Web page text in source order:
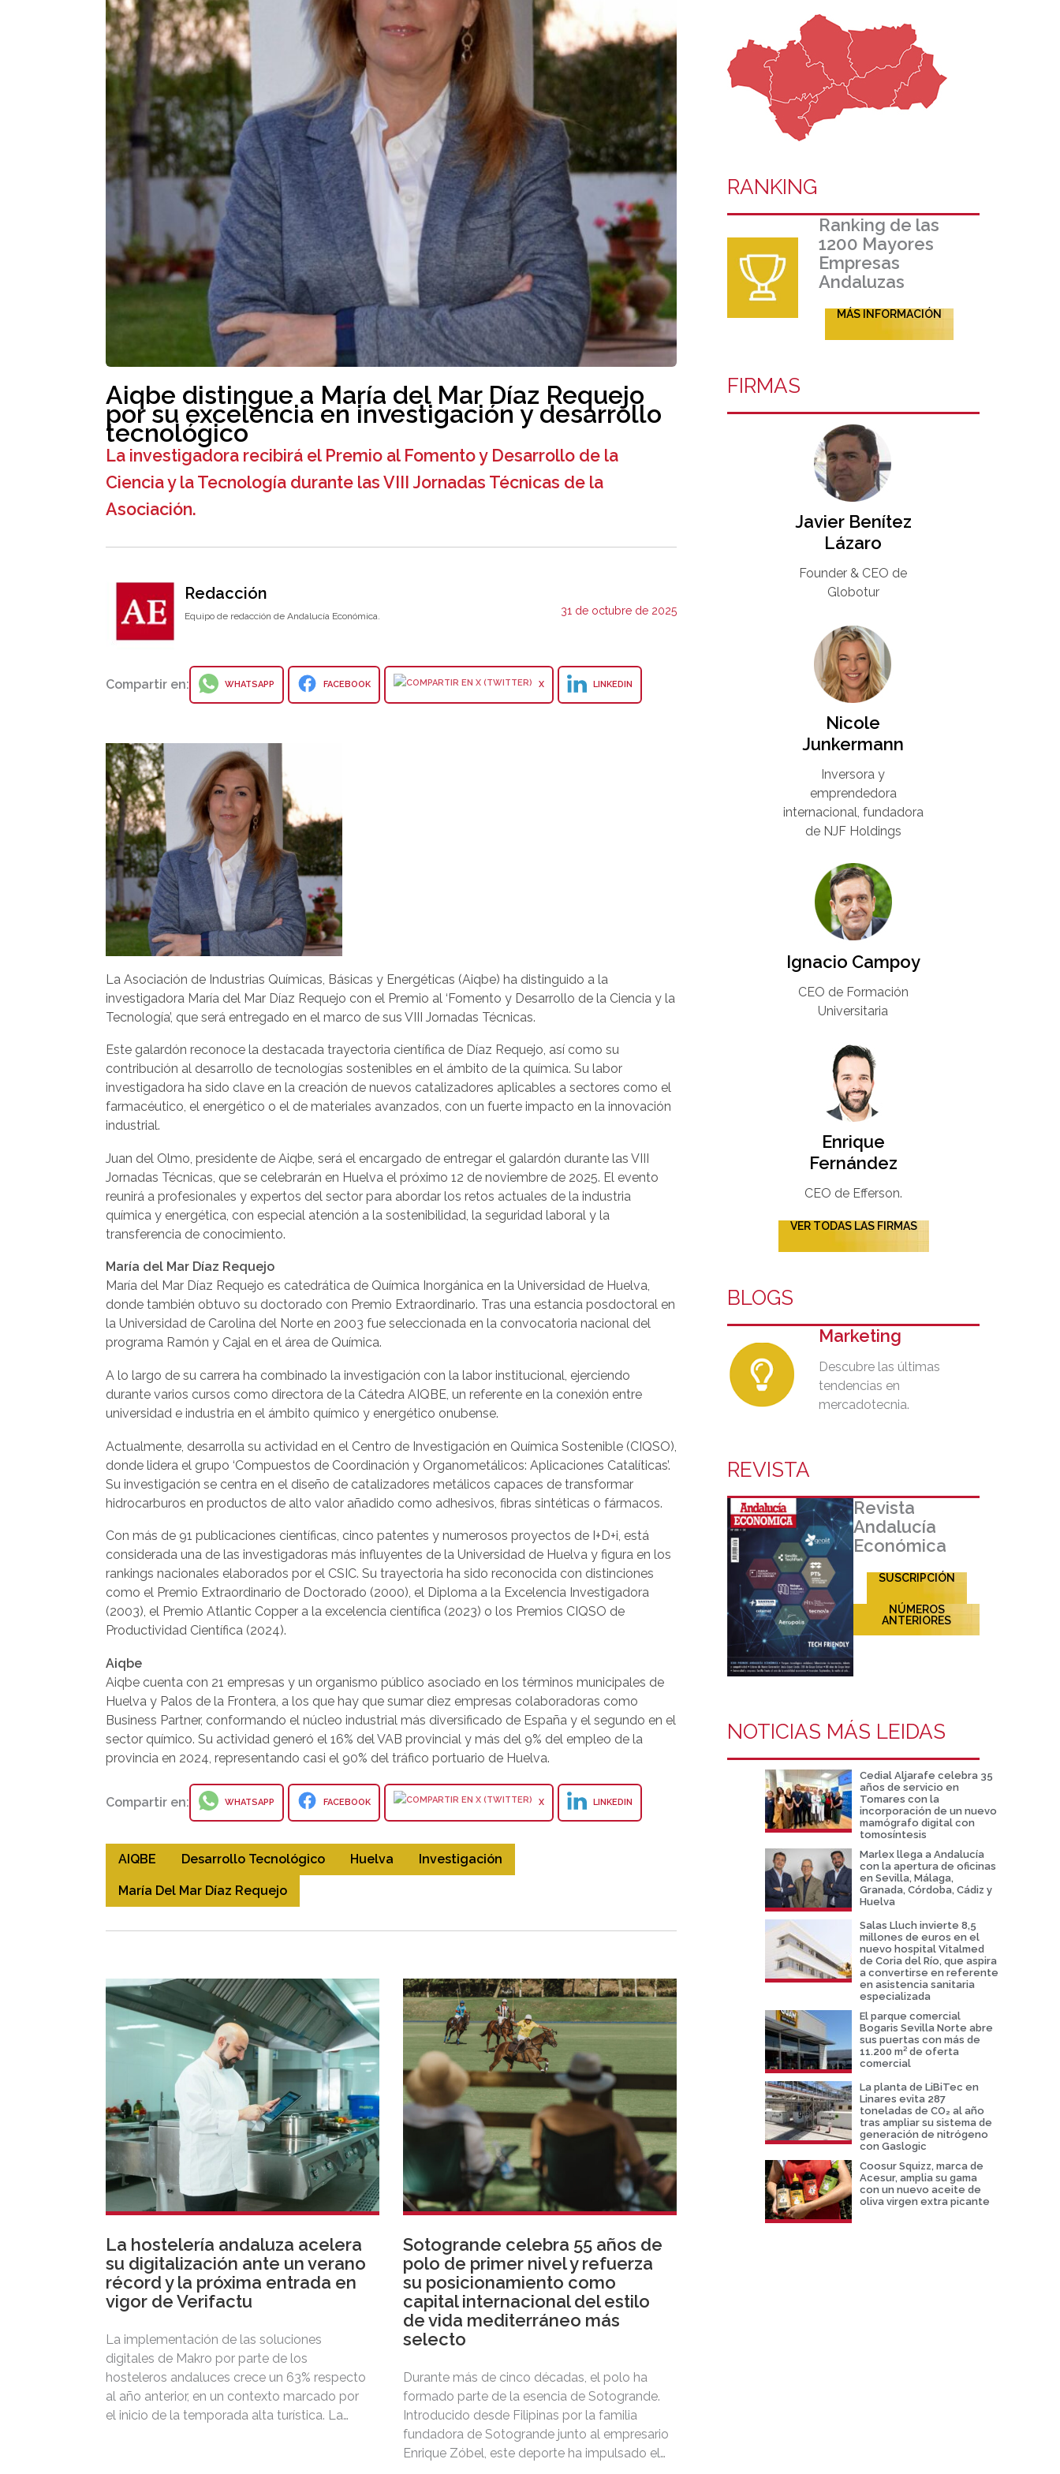
Aiqbe distingue a María del Mar Díaz Requejo
por su excelencia en investigación y desarrollo
tecnológico
La investigadora recibirá el Premio al Fomento y Desarrollo de la
Ciencia y la Tecnología durante las VIII Jornadas Técnicas de la
Asociación.
Redacción
Equipo de redacción de Andalucía Económica. 31 de octubre de 2025
Compartir en: WHATSAPP FACEBOOK X LINKEDIN
La Asociación de Industrias Químicas, Básicas y Energéticas (Aiqbe) ha distinguido a la
investigadora María del Mar Díaz Requejo con el Premio al ‘Fomento y Desarrollo de la Ciencia y la
Tecnología’, que será entregado en el marco de sus VIII Jornadas Técnicas.
Este galardón reconoce la destacada trayectoria científica de Díaz Requejo, así como su
contribución al desarrollo de tecnologías sostenibles en el ámbito de la química. Su labor
investigadora ha sido clave en la creación de nuevos catalizadores aplicables a sectores como el
farmacéutico, el energético o el de materiales avanzados, con un fuerte impacto en la innovación
industrial.
Juan del Olmo, presidente de Aiqbe, será el encargado de entregar el galardón durante las VIII
Jornadas Técnicas, que se celebrarán en Huelva el próximo 12 de noviembre de 2025. El evento
reunirá a profesionales y expertos del sector para abordar los retos actuales de la industria
química y energética, con especial atención a la sostenibilidad, la seguridad laboral y la
transferencia de conocimiento.
María del Mar Díaz Requejo
María del Mar Díaz Requejo es catedrática de Química Inorgánica en la Universidad de Huelva,
donde también obtuvo su doctorado con Premio Extraordinario. Tras una estancia posdoctoral en
la Universidad de Carolina del Norte en 2003 fue seleccionada en la convocatoria nacional del
programa Ramón y Cajal en el área de Química.
A lo largo de su carrera ha combinado la investigación con la labor institucional, ejerciendo
durante varios cursos como directora de la Cátedra AIQBE, un referente en la conexión entre
universidad e industria en el ámbito químico y energético onubense.
Actualmente, desarrolla su actividad en el Centro de Investigación en Química Sostenible (CIQSO),
donde lidera el grupo ‘Compuestos de Coordinación y Organometálicos: Aplicaciones Catalíticas’.
Su investigación se centra en el diseño de catalizadores metálicos capaces de transformar
hidrocarburos en productos de alto valor añadido como adhesivos, fibras sintéticas o fármacos.
Con más de 91 publicaciones científicas, cinco patentes y numerosos proyectos de I+D+i, está
considerada una de las investigadoras más influyentes de la Universidad de Huelva y figura en los
rankings nacionales elaborados por el CSIC. Su trayectoria ha sido reconocida con distinciones
como el Premio Extraordinario de Doctorado (2000), el Diploma a la Excelencia Investigadora
(2003), el Premio Atlantic Copper a la excelencia científica (2023) o los Premios CIQSO de
Productividad Científica (2024).
Aiqbe
Aiqbe cuenta con 21 empresas y un organismo público asociado en los términos municipales de
Huelva y Palos de la Frontera, a los que hay que sumar diez empresas colaboradoras como
Business Partner, conformando el núcleo industrial más diversificado de España y el segundo en el
sector químico. Su actividad generó el 16% del VAB provincial y más del 9% del empleo de la
provincia en 2024, representando casi el 90% del tráfico portuario de Huelva.
Compartir en: WHATSAPP FACEBOOK X LINKEDIN
AIQBE Desarrollo Tecnológico Huelva Investigación
María Del Mar Díaz Requejo
La hostelería andaluza acelera
su digitalización ante un verano
récord y la próxima entrada en
vigor de Verifactu
La implementación de las soluciones
digitales de Makro por parte de los
hosteleros andaluces crece un 63% respecto
al año anterior, en un contexto marcado por
el inicio de la temporada alta turística. La
Sotogrande celebra 55 años de
polo de primer nivel y refuerza
su posicionamiento como
capital internacional del estilo
de vida mediterráneo más
selecto
Durante más de cinco décadas, el polo ha
formado parte de la esencia de Sotogrande.
Introducido desde Filipinas por la familia
fundadora de Sotogrande junto al empresario
Enrique Zóbel, este deporte ha impulsado el
RANKING
Ranking de las
1200 Mayores
Empresas
Andaluzas
MÁS INFORMACIÓN
FIRMAS
Javier Benítez
Lázaro
Founder & CEO de
Globotur​
Nicole
Junkermann​
Inversora y
emprendedora
internacional, fundadora
de NJF Holdings
Ignacio Campoy​
CEO de Formación
Universitaria​
Enrique
Fernández
CEO de Efferson.
VER TODAS LAS FIRMAS
BLOGS
Marketing
Descubre las últimas
tendencias en
mercadotecnia.
REVISTA
Revista
Andalucía
Económica
SUSCRIPCIÓN
NÚMEROS
ANTERIORES
NOTICIAS MÁS LEIDAS
Cedial Aljarafe celebra 35
años de servicio en
Tomares con la
incorporación de un nuevo
mamógrafo digital con
tomosíntesis
Marlex llega a Andalucía
con la apertura de oficinas
en Sevilla, Málaga,
Granada, Córdoba, Cádiz y
Huelva
Salas Lluch invierte 8,5
millones de euros en el
nuevo hospital Vitalmed
de Coria del Río, que aspira
a convertirse en referente
en asistencia sanitaria
especializada
El parque comercial
Bogaris Sevilla Norte abre
sus puertas con más de
11.200 m² de oferta
comercial
La planta de LiBiTec en
Linares evita 287
toneladas de CO₂ al año
tras ampliar su sistema de
generación de nitrógeno
con Gaslogic
Coosur Squizz, marca de
Acesur, amplia su gama
con un nuevo aceite de
oliva virgen extra picante